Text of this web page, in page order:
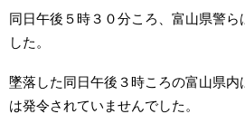
同日午後５時３０分ころ、富山県警ら
した。
墜落した同日午後３時ころの富山県内
は発令されていませんでした。